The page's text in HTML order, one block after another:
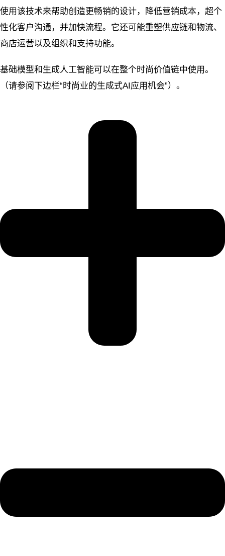
使用该技术来帮助创造更畅销的设计，降低营销成本，超个
性化客户沟通，并加快流程。它还可能重塑供应链和物流、
商店运营以及组织和支持功能。
基础模型和生成人工智能可以在整个时尚价值链中使用。
（请参阅下边栏“时尚业的生成式AI应用机会”）。